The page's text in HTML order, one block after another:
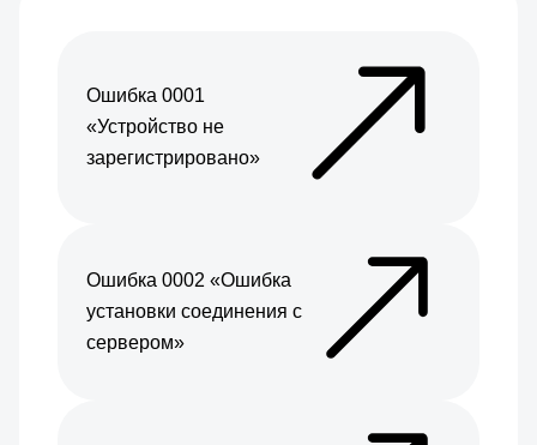
Ошибка 0001
«Устройство не
зарегистрировано»
Ошибка 0002 «Ошибка
установки соединения с
сервером»